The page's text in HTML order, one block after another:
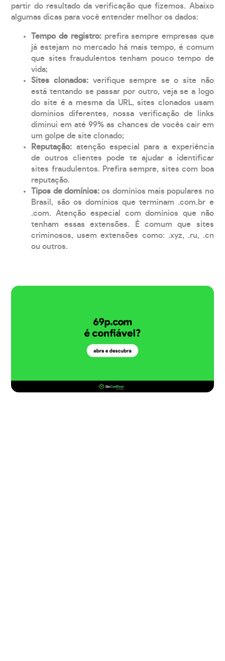
partir do resultado da verificação que fizemos. Abaixo
algumas dicas para você entender melhor os dados:
Tempo de registro: prefira sempre empresas que
já estejam no mercado há mais tempo, é comum
que sites fraudulentos tenham pouco tempo de
vida;
Sites clonados: verifique sempre se o site não
está tentando se passar por outro, veja se a logo
do site é a mesma da URL, sites clonados usam
domínios diferentes, nossa verificação de links
diminui em até 99% as chances de vocês cair em
um golpe de site clonado;
Reputação: atenção especial para a experiência
de outros clientes pode te ajudar a identificar
sites fraudulentos. Prefira sempre, sites com boa
reputação.
Tipos de domínios:os domínios mais populares no
Brasil, são os domínios que terminam .com.br e
.com. Atenção especial com domínios que não
tenham essas extensões. É comum que sites
criminosos, usem extensões como: .xyz, .ru, .cn
ou outros.